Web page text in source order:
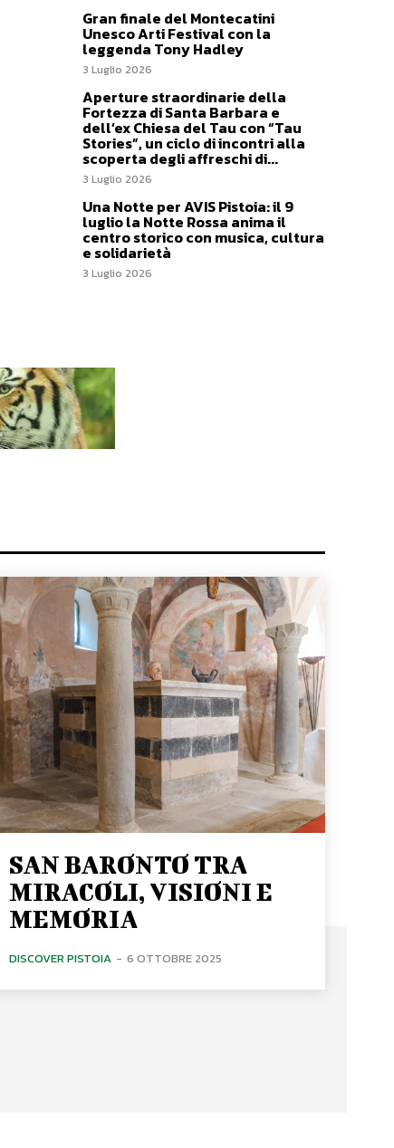
Gran finale del Montecatini
Unesco Arti Festival con la
leggenda Tony Hadley
3 Luglio 2026
Aperture straordinarie della
Fortezza di Santa Barbara e
dell’ex Chiesa del Tau con “Tau
Stories”, un ciclo di incontri alla
scoperta degli affreschi di...
3 Luglio 2026
Una Notte per AVIS Pistoia: il 9
luglio la Notte Rossa anima il
centro storico con musica, cultura
e solidarietà
3 Luglio 2026
SAN BARONTO TRA
MIRACOLI, VISIONI E
MEMORIA
DISCOVER PISTOIA - 6 OTTOBRE 2025